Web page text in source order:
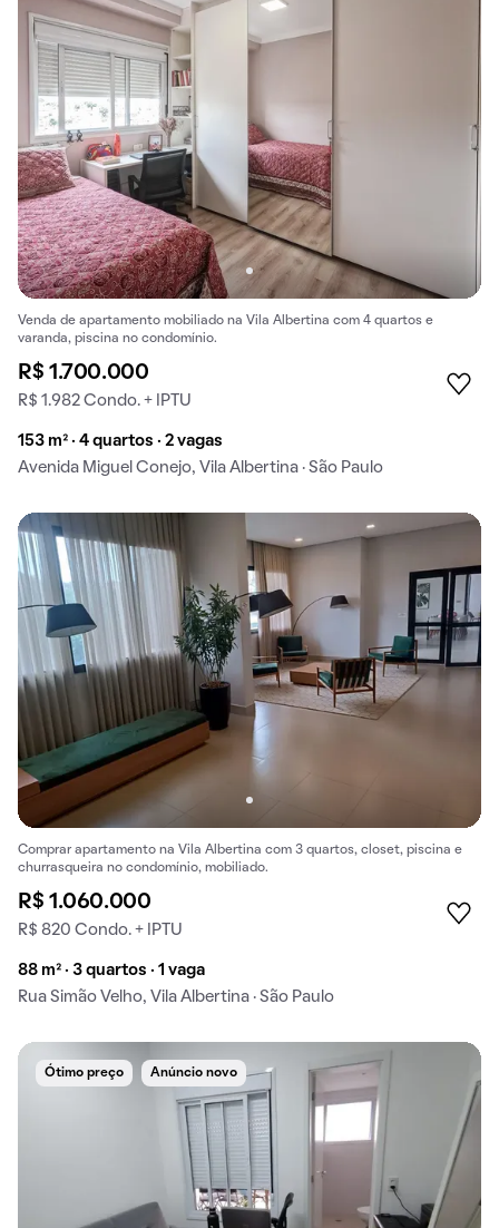
Venda de apartamento mobiliado na Vila Albertina com 4 quartos e
varanda, piscina no condomínio.
R$ 1.700.000
R$ 1.982 Condo. + IPTU
153 m² · 4 quartos · 2 vagas
Avenida Miguel Conejo, Vila Albertina · São Paulo
Comprar apartamento na Vila Albertina com 3 quartos, closet, piscina e
churrasqueira no condomínio, mobiliado.
R$ 1.060.000
R$ 820 Condo. + IPTU
88 m² · 3 quartos · 1 vaga
Rua Simão Velho, Vila Albertina · São Paulo
Ótimo preço Anúncio novo